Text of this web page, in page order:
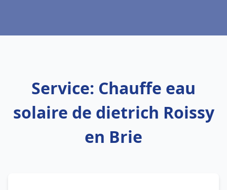
Service: Chauffe eau
solaire de dietrich Roissy
en Brie